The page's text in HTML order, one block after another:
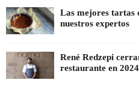
Las mejores tartas
nuestros expertos
René Redzepi
restaurante en 2024